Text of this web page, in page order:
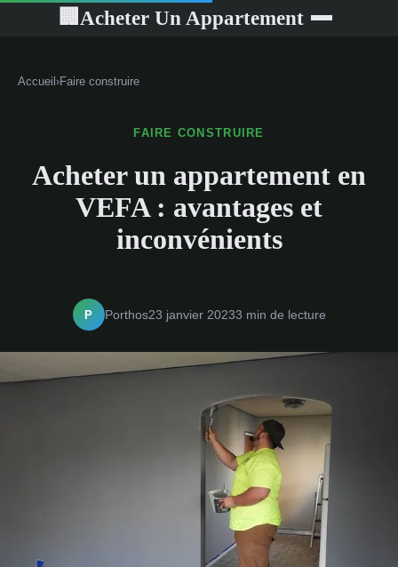
🏢 Acheter Un Appartement
Accueil ›Faire construire
FAIRE CONSTRUIRE
Acheter un appartement en
VEFA : avantages et
inconvénients
P Porthos23 janvier 20233 min de lecture